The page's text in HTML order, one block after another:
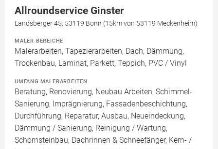
Allroundservice Ginster
Landsberger 45, 53119 Bonn (15km von 53119 Meckenheim)
MALER BEREICHE
Malerarbeiten, Tapezierarbeiten, Dach, Dämmung,
Trockenbau, Laminat, Parkett, Teppich, PVC / Vinyl
UMFANG MALERARBEITEN
Beratung, Renovierung, Neubau Arbeiten, Schimmel-
Sanierung, Imprägnierung, Fassadenbeschichtung,
Durchführung, Reparatur, Ausbau, Neueindeckung,
Dämmung / Sanierung, Reinigung / Wartung,
Schornsteinbau, Dachrinnen & Schneefänger, Kern- /